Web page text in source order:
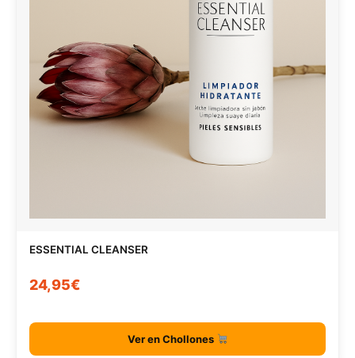
ESSENTIAL CLEANSER
24,95€
Ver en Chollones